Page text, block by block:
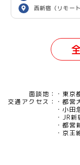
西新宿（リモー
用）
面談地：
東京
交通アクセス：
都営
小田
JR
都営
京王